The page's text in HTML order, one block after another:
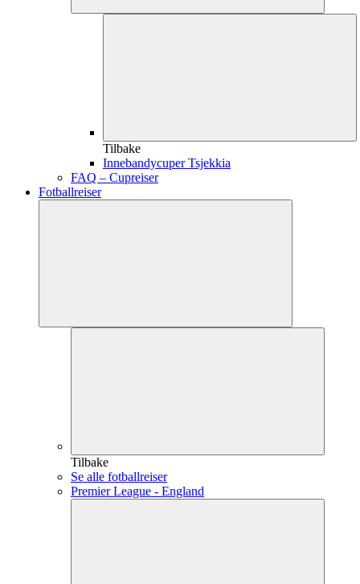
Tilbake
Innebandycuper Tsjekkia
FAQ – Cupreiser
Fotballreiser
Tilbake
Se alle fotballreiser
Premier League - England